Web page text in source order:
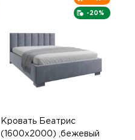
-20%
Кровать Беатрис
(1600х2000) ,бежевый